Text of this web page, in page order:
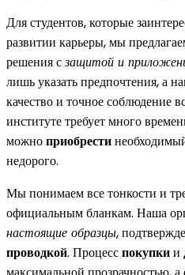
Для студентов, которые
развитии карьеры, мы
решения сзащитой и
лишь указать предпочтения, а
качество и точное соблюдение
институте требует много
можноприобрести
недорого.
Мы понимаем все тонкости и
официальным бланкам. Наша
настоящие образцы,
проводкой. Процесспокупкии